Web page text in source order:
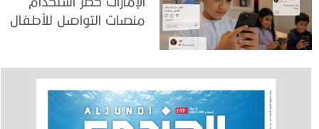
منصات التواصل للأطفال